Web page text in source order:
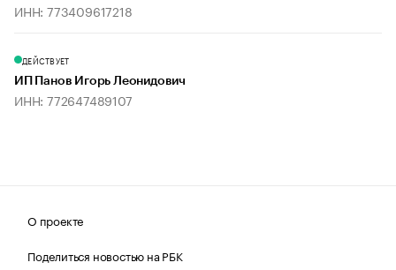
ИНН: 773409617218
ДЕЙСТВУЕТ
ИП Панов Игорь Леонидович
ИНН: 772647489107
О проекте
Поделиться новостью на РБК